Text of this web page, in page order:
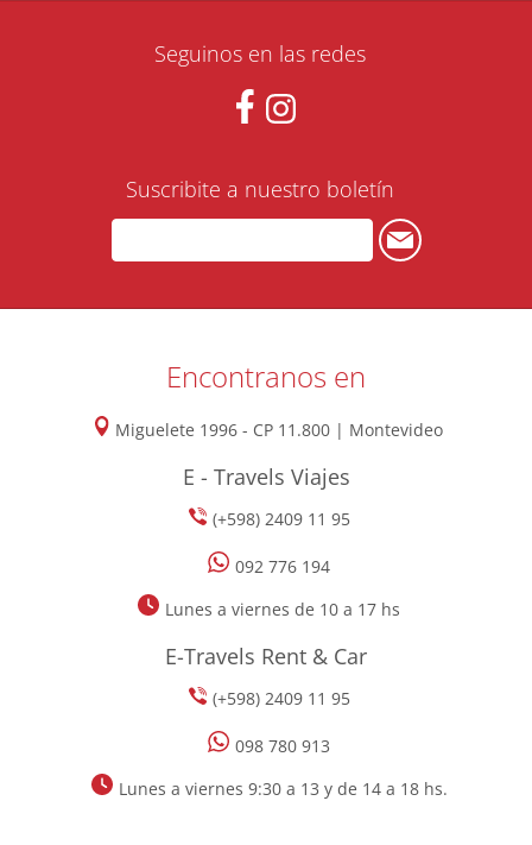
Seguinos en las redes
Suscribite a nuestro boletín
Encontranos en
Miguelete 1996 - CP 11.800 | Montevideo
E - Travels Viajes
(+598) 2409 11 95
092 776 194
Lunes a viernes de 10 a 17 hs
E-Travels Rent & Car
(+598) 2409 11 95
098 780 913
Lunes a viernes 9:30 a 13 y de 14 a 18 hs.